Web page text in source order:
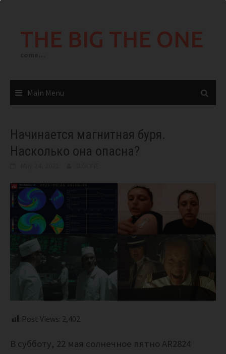
THE BIG THE ONE
Main Menu
Начинается магнитная буря.
Насколько она опасна?
Post Views: 2,402
В субботу, 22 мая солнечное пятно AR2824